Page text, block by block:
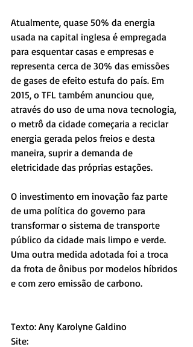
Atualmente, quase 50% da energia
usada na capital inglesa é empregada
para esquentar casas e empresas e
representa cerca de 30% das emissões
de gases de efeito estufa do país. Em
2015, o TFL também anunciou que,
através do uso de uma nova tecnologia,
o metrô da cidade começaria a reciclar
energia gerada pelos freios e desta
maneira, suprir a demanda de
eletricidade das próprias estações.
O investimento em inovação faz parte
de uma política do governo para
transformar o sistema de transporte
público da cidade mais limpo e verde.
Uma outra medida adotada foi a troca
da frota de ônibus por modelos híbridos
e com zero emissão de carbono.
Texto: Any Karolyne Galdino
Site: